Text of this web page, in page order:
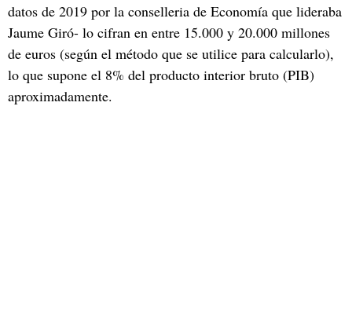
datos de 2019 por la conselleria de Economía que lideraba
Jaume Giró- lo cifran en entre 15.000 y 20.000 millones
de euros (según el método que se utilice para calcularlo),
lo que supone el 8% del producto interior bruto (PIB)
aproximadamente.